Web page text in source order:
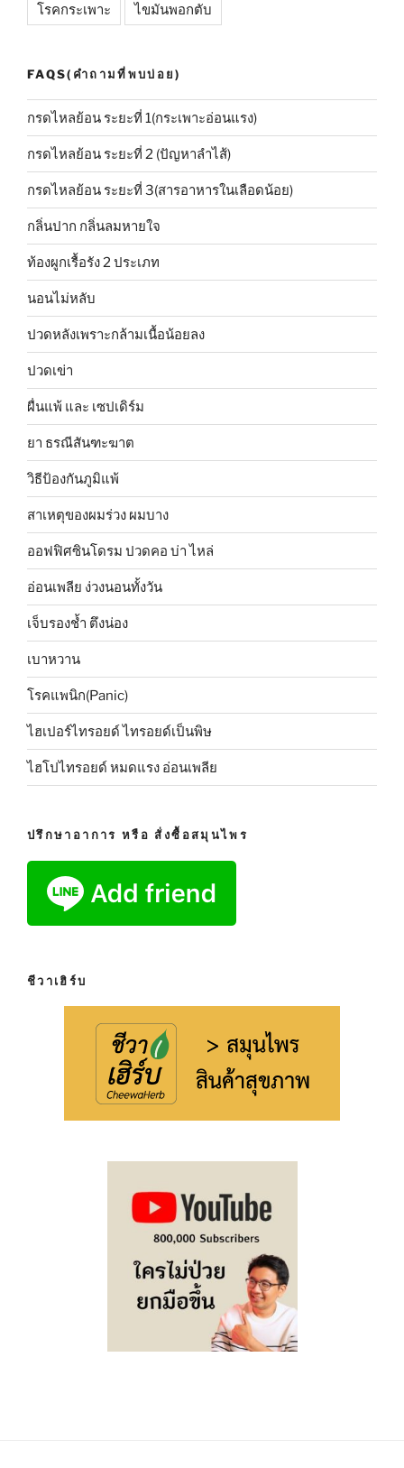
โรคกระเพาะ ไขมันพอกตับ
FAQS(คำถามที่พบบ่อย)
กรดไหลย้อน ระยะที่ 1(กระเพาะอ่อนแรง)
กรดไหลย้อน ระยะที่ 2 (ปัญหาลำไส้)
กรดไหลย้อน ระยะที่ 3(สารอาหารในเลือดน้อย)
กลิ่นปาก กลิ่นลมหายใจ
ท้องผูกเรื้อรัง 2 ประเภท
นอนไม่หลับ
ปวดหลังเพราะกล้ามเนื้อน้อยลง
ปวดเข่า
ผื่นแพ้ และ เซปเดิร์ม
ยา ธรณีสันฑะฆาต
วิธีป้องกันภูมิแพ้
สาเหตุของผมร่วง ผมบาง
ออฟฟิศซินโดรม ปวดคอ บ่า ไหล่
อ่อนเพลีย ง่วงนอนทั้งวัน
เจ็บรองช้ำ ตึงน่อง
เบาหวาน
โรคแพนิก(Panic)
ไฮเปอร์ไทรอยด์ ไทรอยด์เป็นพิษ
ไฮโปไทรอยด์ หมดแรง อ่อนเพลีย
ปรึกษาอาการ หรือ สั่งซื้อสมุนไพร
ชีวาเฮิร์บ